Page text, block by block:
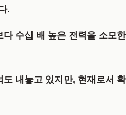
.
수십 배 높은 전력을 소모
내놓고 있지만, 현재로서